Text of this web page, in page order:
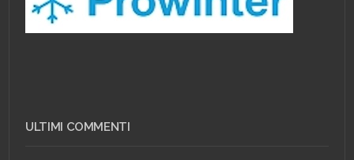
ULTIMI COMMENTI